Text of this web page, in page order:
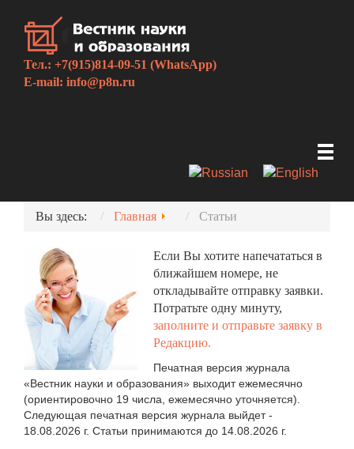
Тел.: +7(915)814-09-51 (WhatsApp)
E-mail: info@p8n.ru
Вы здесь: Главная Статьи
Если Вы хотите напечататься в
ближайшем номере, не
откладывайте отправку заявки.
Потратьте одну минуту,
заполните и отправьте заявку в
Редакцию.
Печатная версия журнала
«Вестник науки и образования» выходит ежемесячно
(ориентировочно 19 числа, ежемесячно уточняется).
Следующая печатная версия журнала выйдет -
18.08.2026 г. Статьи принимаются до 14.08.2026 г.